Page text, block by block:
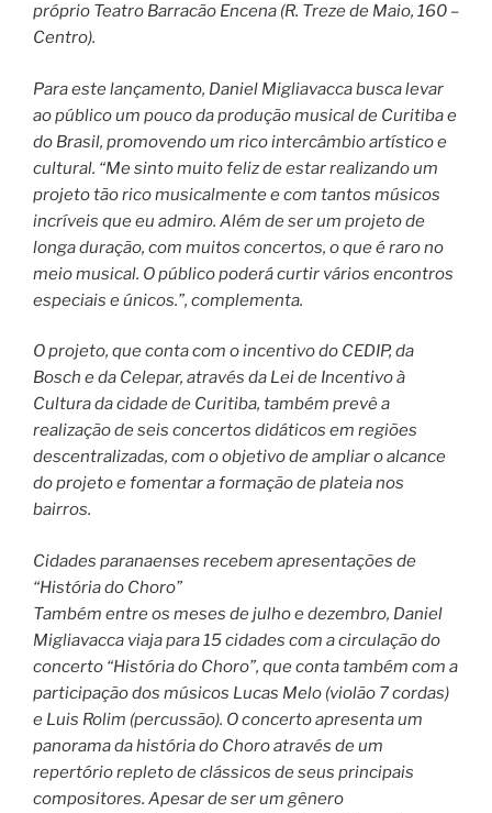
próprio Teatro Barracão Encena (R. Treze de Maio, 160 –
Centro).
Para este lançamento, Daniel Migliavacca busca levar
ao público um pouco da produção musical de Curitiba e
do Brasil, promovendo um rico intercâmbio artístico e
cultural. “Me sinto muito feliz de estar realizando um
projeto tão rico musicalmente e com tantos músicos
incríveis que eu admiro. Além de ser um projeto de
longa duração, com muitos concertos, o que é raro no
meio musical. O público poderá curtir vários encontros
especiais e únicos.”, complementa.
O projeto, que conta com o incentivo do CEDIP, da
Bosch e da Celepar, através da Lei de Incentivo à
Cultura da cidade de Curitiba, também prevê a
realização de seis concertos didáticos em regiões
descentralizadas, com o objetivo de ampliar o alcance
do projeto e fomentar a formação de plateia nos
bairros.
Cidades paranaenses recebem apresentações de
“História do Choro”
Também entre os meses de julho e dezembro, Daniel
Migliavacca viaja para 15 cidades com a circulação do
concerto “História do Choro”, que conta também com a
participação dos músicos Lucas Melo (violão 7 cordas)
e Luis Rolim (percussão). O concerto apresenta um
panorama da história do Choro através de um
repertório repleto de clássicos de seus principais
compositores. Apesar de ser um gênero